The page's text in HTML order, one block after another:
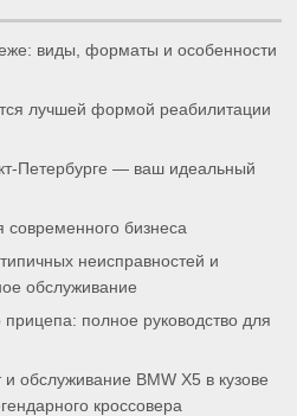
виды, форматы и особенности
лучшей формой реабилитации
Петербурге — ваш идеальный
современного бизнеса
неисправностей и
обслуживание
прицепа: полное руководство для
обслуживание BMW X5 в кузове
кроссовера